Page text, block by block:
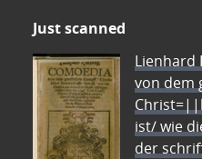
Just scanned
Lienhard
von dem
ist/ wie
der